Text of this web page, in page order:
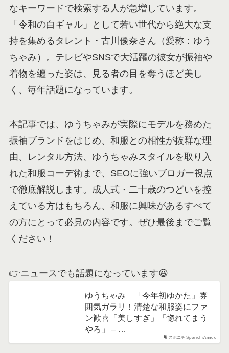
なキーワードで検索する人が急増しています。
「令和の白ギャル」として若い世代から絶大な支
持を集めるタレント・古川優奈さん（愛称：ゆう
ちゃみ）。テレビやSNSで大活躍の彼女が振袖や
着物を纏った姿は、見る者の目を奪うほど美し
く、毎年話題になっています。
本記事では、ゆうちゃみが実際にモデルを務めた
振袖ブランドをはじめ、和服との相性が抜群な理
由、レンタル方法、ゆうちゃみスタイルを取り入
れた和服コーデ術まで、SEOに強いブロガー視点
で徹底解説します。成人式・二十歳のつどいを控
えている方はもちろん、和服に興味があるすべて
の方にとって必見の内容です。ぜひ最後までご覧
ください！
👉ニュースでも話題になっています😆
スポニチ Sponichi Annex
ゆうちゃみ 「今年初ゆかた」雰
囲気ガラリ！清楚な和服姿にファ
ン歓喜「美しすぎ」「惚れてまう
やろ」 – …